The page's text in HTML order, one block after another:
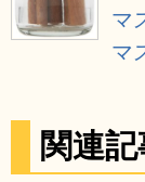
マ
マ
関連